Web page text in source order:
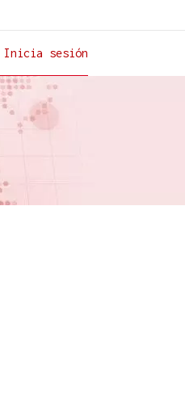
Inicia sesión